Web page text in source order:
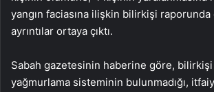
yangın faciasına ilişkin bilirkişi
ayrıntılar ortaya çıktı.
Sabah gazetesinin haberine göre,
yağmurlama sisteminin bulunmadığı,